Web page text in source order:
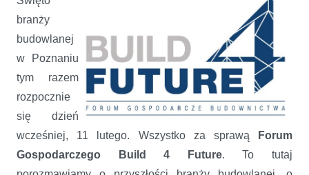
branży
budowlanej
w Poznaniu
tym razem
rozpocznie
się dzień
wcześniej, 11 lutego. Wszystko za sprawą
Forum
Gospodarczego Build 4 Future. To tutaj